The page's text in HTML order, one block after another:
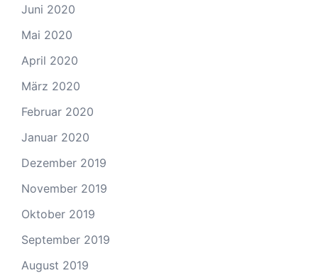
Juni 2020
Mai 2020
April 2020
März 2020
Februar 2020
Januar 2020
Dezember 2019
November 2019
Oktober 2019
September 2019
August 2019